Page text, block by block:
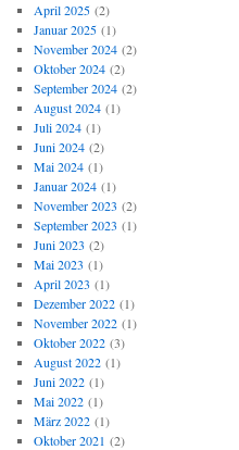
April 2025(2)
Januar 2025(1)
November 2024(2)
Oktober 2024(2)
September 2024(2)
August 2024(1)
Juli 2024(1)
Juni 2024(2)
Mai 2024(1)
Januar 2024(1)
November 2023 (2)
September 2023 (1)
Juni 2023 (2)
Mai 2023 (1)
April 2023 (1)
Dezember 2022(1)
November 2022(1)
Oktober 2022(3)
August 2022(1)
Juni 2022(1)
Mai 2022(1)
März 2022(1)
Oktober 2021 (2)